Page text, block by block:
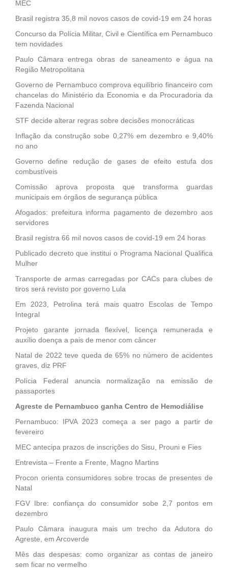
MEC
Brasil registra 35,8 mil novos casos de covid-19 em 24 horas
Concurso da Polícia Militar, Civil e Científica em Pernambuco
tem novidades
Paulo Câmara entrega obras de saneamento e água na
Região Metropolitana
Governo de Pernambuco comprova equilíbrio financeiro com
chancelas do Ministério da Economia e da Procuradoria da
Fazenda Nacional
STF decide alterar regras sobre decisões monocráticas
Inflação da construção sobe 0,27% em dezembro e 9,40%
no ano
Governo define redução de gases de efeito estufa dos
combustíveis
Comissão aprova proposta que transforma guardas
municipais em órgãos de segurança pública
Afogados: prefeitura informa pagamento de dezembro aos
servidores
Brasil registra 66 mil novos casos de covid-19 em 24 horas
Publicado decreto que institui o Programa Nacional Qualifica
Mulher
Transporte de armas carregadas por CACs para clubes de
tiros será revisto por governo Lula
Em 2023, Petrolina terá mais quatro Escolas de Tempo
Integral
Projeto garante jornada flexível, licença remunerada e
auxílio doença a pais de menor com câncer
Natal de 2022 teve queda de 65% no número de acidentes
graves, diz PRF
Polícia Federal anuncia normalização na emissão de
passaportes
Agreste de Pernambuco ganha Centro de Hemodiálise
Pernambuco: IPVA 2023 começa a ser pago a partir de
fevereiro
MEC antecipa prazos de inscrições do Sisu, Prouni e Fies
Entrevista – Frente a Frente, Magno Martins
Procon orienta consumidores sobre trocas de presentes de
Natal
FGV Ibre: confiança do consumidor sobe 2,7 pontos em
dezembro
Paulo Câmara inaugura mais um trecho da Adutora do
Agreste, em Arcoverde
Mês das despesas: como organizar as contas de janeiro
sem ficar no vermelho